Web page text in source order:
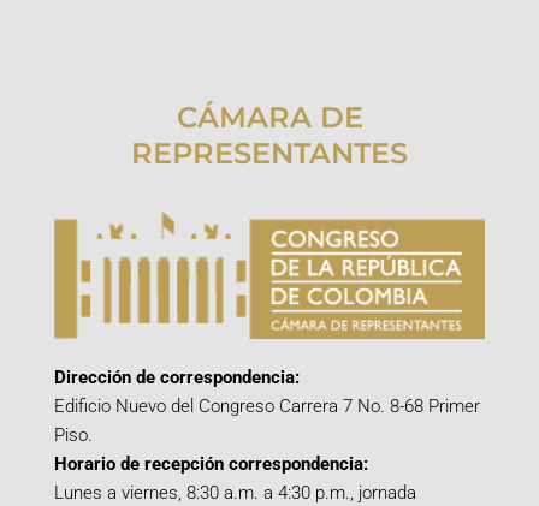
CÁMARA DE
REPRESENTANTES
Dirección de correspondencia:
Edificio Nuevo del Congreso Carrera 7 No. 8-68 Primer
Piso.
Horario de recepción correspondencia:
Lunes a viernes, 8:30 a.m. a 4:30 p.m., jornada